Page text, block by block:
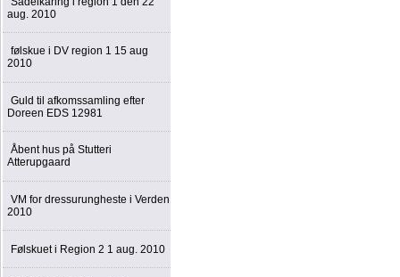
aug. 2010
følskue i DV region 1 15 aug
2010
Guld til afkomssamling efter
Doreen EDS 12981
Åbent hus på Stutteri
Atterupgaard
VM for dressurungheste i Verden
2010
Følskuet i Region 2 1 aug. 2010